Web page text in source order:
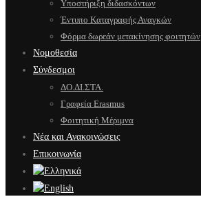
Υποστήριξη διδασκόντων
Έντυπο Καταγραφής Αναγκών
Φόρμα δωρεάν μετακίνησης φοιτητών
Νομοθεσία
Σύνδεσμοι
ΔΟ.ΔΙ.ΣΤΑ.
Γραφεία Erasmus
Φοιτητική Μέριμνα
Νέα και Ανακοινώσεις
Επικοινωνία